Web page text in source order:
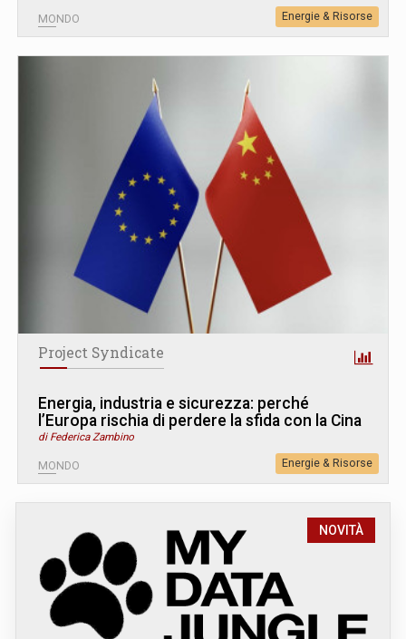
MONDO Energie & Risorse
Project Syndicate
Energia, industria e sicurezza: perché
l’Europa rischia di perdere la sfida con la Cina
di Federica Zambino
MONDO Energie & Risorse
NOVITÀ